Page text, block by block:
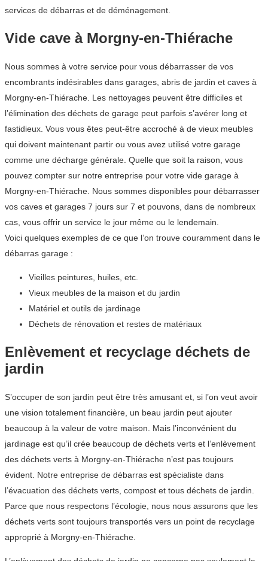
services de débarras et de déménagement.
Vide cave à Morgny-en-Thiérache
Nous sommes à votre service pour vous débarrasser de vos
encombrants indésirables dans garages, abris de jardin et caves à
Morgny-en-Thiérache. Les nettoyages peuvent être difficiles et
l’élimination des déchets de garage peut parfois s’avérer long et
fastidieux. Vous vous êtes peut-être accroché à de vieux meubles
qui doivent maintenant partir ou vous avez utilisé votre garage
comme une décharge générale. Quelle que soit la raison, vous
pouvez compter sur notre entreprise pour votre vide garage à
Morgny-en-Thiérache. Nous sommes disponibles pour débarrasser
vos caves et garages 7 jours sur 7 et pouvons, dans de nombreux
cas, vous offrir un service le jour même ou le lendemain.
Voici quelques exemples de ce que l’on trouve couramment dans le
débarras garage :
Vieilles peintures, huiles, etc.
Vieux meubles de la maison et du jardin
Matériel et outils de jardinage
Déchets de rénovation et restes de matériaux
Enlèvement et recyclage déchets de
jardin
S’occuper de son jardin peut être très amusant et, si l’on veut avoir
une vision totalement financière, un beau jardin peut ajouter
beaucoup à la valeur de votre maison. Mais l’inconvénient du
jardinage est qu’il crée beaucoup de déchets verts et l’enlèvement
des déchets verts à Morgny-en-Thiérache n’est pas toujours
évident. Notre entreprise de débarras est spécialiste dans
l’évacuation des déchets verts, compost et tous déchets de jardin.
Parce que nous respectons l’écologie, nous nous assurons que les
déchets verts sont toujours transportés vers un point de recyclage
approprié à Morgny-en-Thiérache.